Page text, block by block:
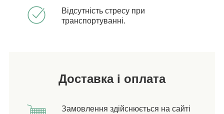
Відсутність стресу при
транспортуванні.
Доставка і оплата
Замовлення здійснюється на сайті